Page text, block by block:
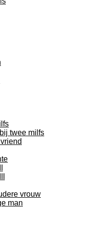
twee milfs
vrouw
man